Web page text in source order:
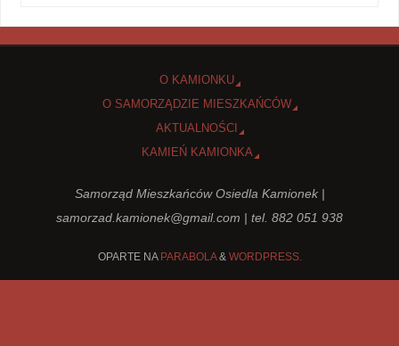
O KAMIONKU
O SAMORZĄDZIE MIESZKAŃCÓW
AKTUALNOŚCI
KAMIEŃ KAMIONKA
Samorząd Mieszkańców Osiedla Kamionek |
samorzad.kamionek@gmail.com | tel. 882 051 938
OPARTE NA PARABOLA& WORDPRESS.